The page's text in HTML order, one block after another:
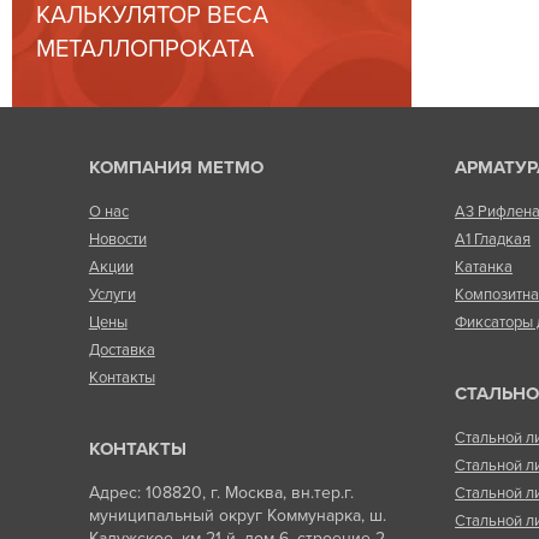
КАЛЬКУЛЯТОР ВЕСА
МЕТАЛЛОПРОКАТА
КОМПАНИЯ МЕТМО
О нас
Новости
Акции
Услуги
Цены
Доставка
Контакты
КОНТАКТЫ
Адрес: 108820, г. Москва, вн.тер.г.
муниципальный округ Коммунарка, ш.
А3
А1 Гладкая
Катанка
Фиксаторы
Стальной
Стальной
Стальной
Стальной